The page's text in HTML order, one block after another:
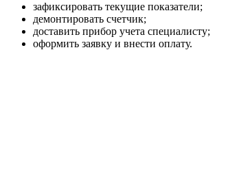
зафиксировать текущие показатели;
демонтировать счетчик;
доставить прибор учета специалисту;
оформить заявку и внести оплату.